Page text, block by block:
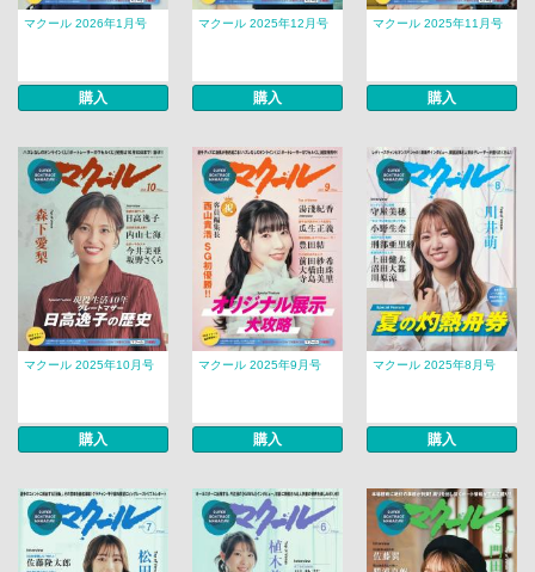
マクール 2026年1月号
購入
マクール 2025年12月号
購入
マクール 2025年11月号
購入
マクール 2025年10月号
購入
マクール 2025年9月号
購入
マクール 2025年8月号
購入